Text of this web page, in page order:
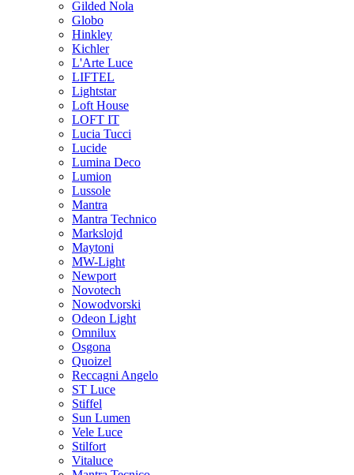
Gilded Nola
Globo
Hinkley
Kichler
L'Arte Luce
LIFTEL
Lightstar
Loft House
LOFT IT
Lucia Tucci
Lucide
Lumina Deco
Lumion
Lussole
Mantra
Mantra Technico
Markslojd
Maytoni
MW-Light
Newport
Novotech
Nowodvorski
Odeon Light
Omnilux
Osgona
Quoizel
Reccagni Angelo
ST Luce
Stiffel
Sun Lumen
Vele Luce
Stilfort
Vitaluce